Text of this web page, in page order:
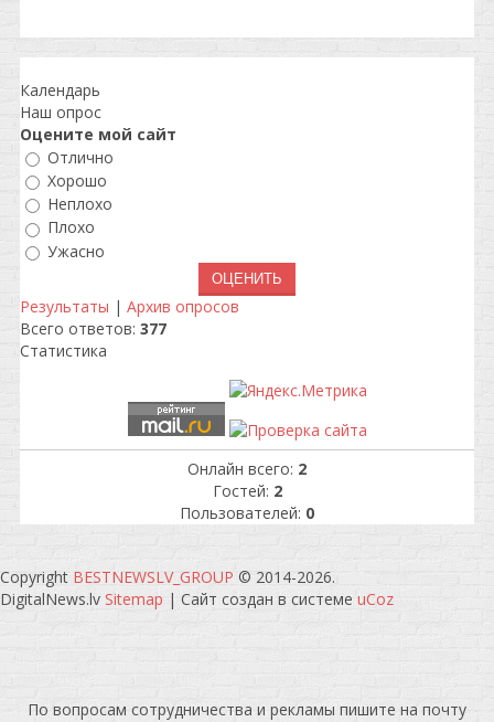
Календарь
Наш опрос
Оцените мой сайт
Отлично
Хорошо
Неплохо
Плохо
Ужасно
Результаты | Архив опросов
Всего ответов: 377
Статистика
Онлайн всего: 2
Гостей: 2
Пользователей: 0
Copyright BESTNEWSLV_GROUP © 2014-2026.
DigitalNews.lv Sitemap | Сайт создан в системе uCoz
По вопросам сотрудничества и рекламы пишите на почту